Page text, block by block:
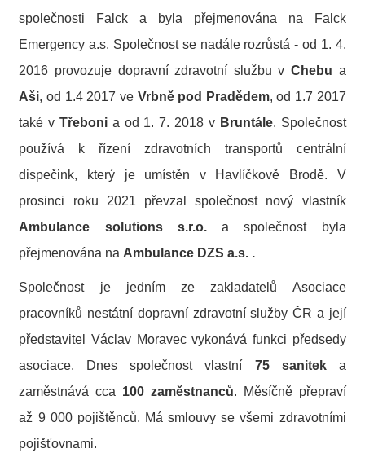
společnosti Falck a byla přejmenována na Falck
Emergency a.s. Společnost se nadále rozrůstá - od 1. 4.
2016 provozuje dopravní zdravotní službu v Chebu a
Aši, od 1.4 2017 ve Vrbně pod Pradědem, od 1.7 2017
také vTřeboni a od 1. 7. 2018 v Bruntále. Společnost
používá k řízení zdravotních transportů centrální
dispečink, který je umístěn v Havlíčkově Brodě. V
prosinci roku 2021 převzal společnost nový vlastník
Ambulance solutions s.r.o.a společnost byla
přejmenována na Ambulance DZS a.s. .
Společnost je jedním ze zakladatelů Asociace
pracovníků nestátní dopravní zdravotní služby ČR a její
představitel Václav Moravec vykonává funkci předsedy
asociace. Dnes společnost vlastní 75 saniteka
zaměstnává cca 100 zaměstnanců. Měsíčně přepraví
až 9 000 pojištěnců. Má smlouvy se všemi zdravotními
pojišťovnami.